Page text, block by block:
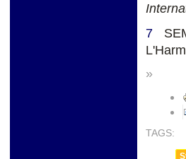
7
»
TAGS: